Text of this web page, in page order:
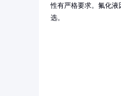
性有严格要求。氟化
选。